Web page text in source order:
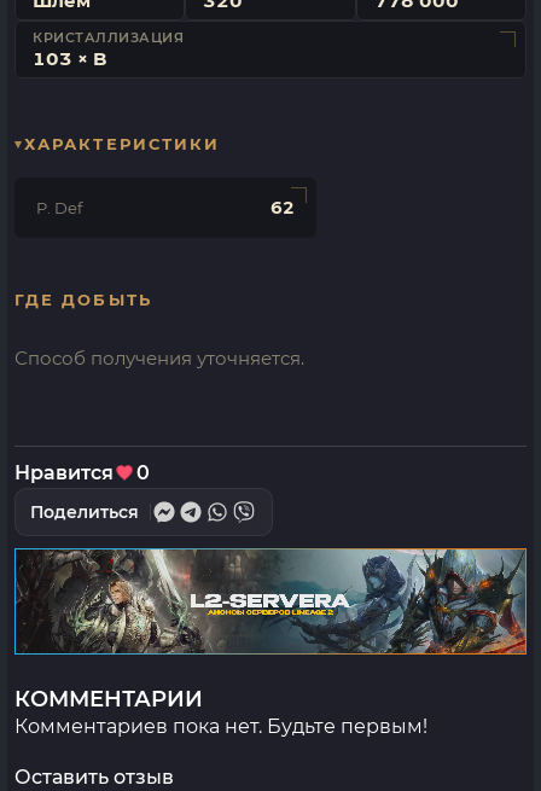
КРИСТАЛЛИЗАЦИЯ
103 × B
ХАРАКТЕРИСТИКИ
P. Def 62
ГДЕ ДОБЫТЬ
Способ получения уточняется.
Нравится 0
Поделиться
КОММЕНТАРИИ
Комментариев пока нет. Будьте первым!
Оставить отзыв